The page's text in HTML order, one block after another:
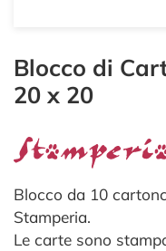
Blocco di
20 x 20
Blocco da 10
Stamperia.
Le carte sono